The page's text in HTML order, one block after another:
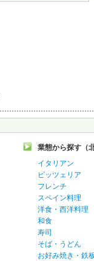
業態から探す（
イタリアン
ピッツェリア
フレンチ
スペイン料理
洋食・西洋料理
和食
寿司
そば・うどん
お好み焼き・鉄